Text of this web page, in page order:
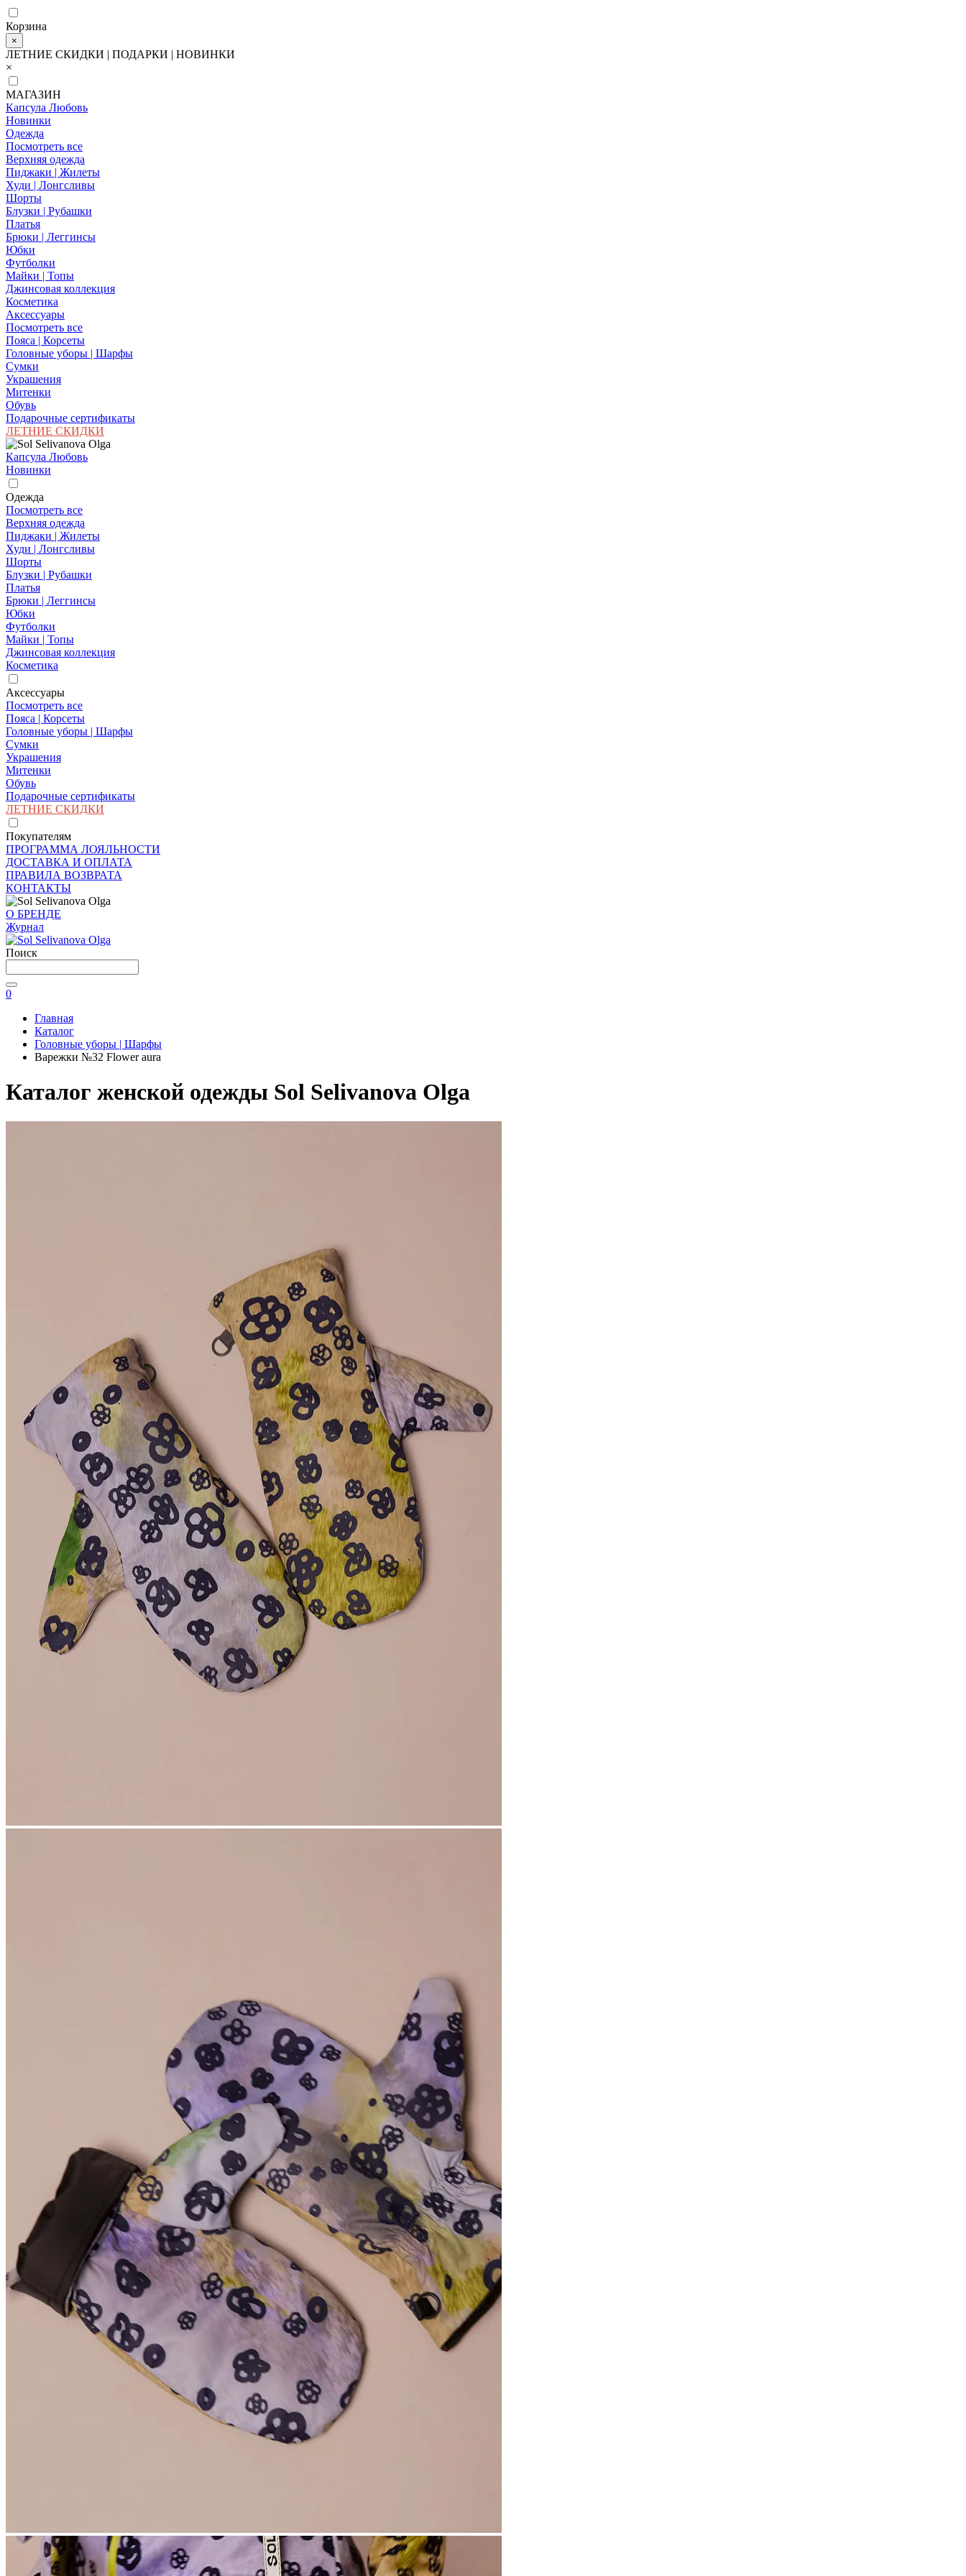
Корзина
×
ЛЕТНИЕ СКИДКИ | ПОДАРКИ | НОВИНКИ
×
МАГАЗИН
Капсула Любовь
Новинки
Одежда
Посмотреть все
Верхняя одежда
Пиджаки | Жилеты
Худи | Лонгсливы
Шорты
Блузки | Рубашки
Платья
Брюки | Леггинсы
Юбки
Футболки
Майки | Топы
Джинсовая коллекция
Косметика
Аксессуары
Посмотреть все
Пояса | Корсеты
Головные уборы | Шарфы
Сумки
Украшения
Митенки
Обувь
Подарочные сертификаты
ЛЕТНИЕ СКИДКИ
Капсула Любовь
Новинки
Одежда
Посмотреть все
Верхняя одежда
Пиджаки | Жилеты
Худи | Лонгсливы
Шорты
Блузки | Рубашки
Платья
Брюки | Леггинсы
Юбки
Футболки
Майки | Топы
Джинсовая коллекция
Косметика
Аксессуары
Посмотреть все
Пояса | Корсеты
Головные уборы | Шарфы
Сумки
Украшения
Митенки
Обувь
Подарочные сертификаты
ЛЕТНИЕ СКИДКИ
Покупателям
ПРОГРАММА ЛОЯЛЬНОСТИ
ДОСТАВКА И ОПЛАТА
ПРАВИЛА ВОЗВРАТА
КОНТАКТЫ
О БРЕНДЕ
Журнал
Поиск
0
Главная
Каталог
Головные уборы | Шарфы
Варежки №32 Flower aura
Каталог женской одежды Sol Selivanova Olga